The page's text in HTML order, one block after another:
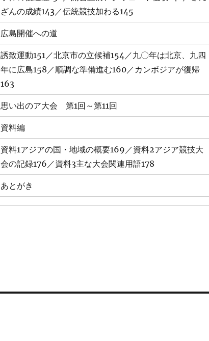
ざんの成績143／伝統競技加わる145
広島開催への道
誘致運動151／北京市の立候補154／九〇年は北京、九四
年に広島158／順調な準備進む160／カンボジアが復帰
163
思い出のア大会 第1回～第11回
資料編
資料1アジアの国・地域の概要169／資料2アジア競技大
会の記録176／資料3主な大会関連用語178
あとがき